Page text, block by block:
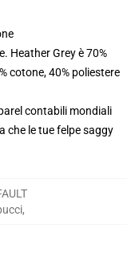
Heather Grey è 70%
cotone, 40% poliestere
contabili mondiali
che le tue felpe saggy
,